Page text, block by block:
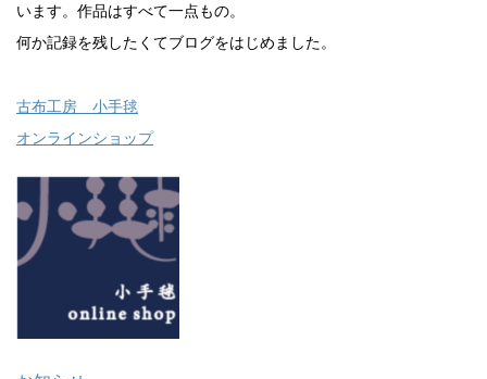
います。作品はすべて一点もの。
何か記録を残したくてブログをはじめました。
古布工房 小手毬
オンラインショップ